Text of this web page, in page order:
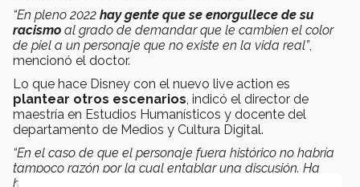
“En pleno 2022 hay gente que se enorgullece de su
racismo al grado de demandar que le cambien el color
de piel a un personaje que no existe en la vida real”,
mencionó el doctor.
Lo que hace Disney con el nuevo live action es
plantear otros escenarios , indicó el director de
maestría en Estudios Humanísticos y docente del
departamento de Medios y Cultura Digital.
“En el caso de que el personaje fuera histórico no habría
tampoco razón por la cual entablar una discusión. Ha
habido obras de teatro donde los personajes históricos